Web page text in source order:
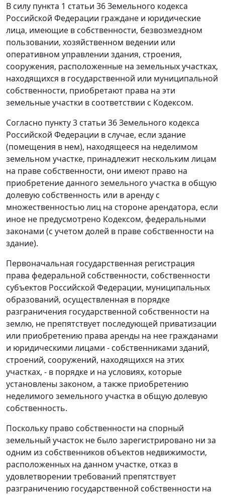
В силу пункта 1 статьи 36Земельного кодекса
Российской Федерации граждане и юридические
лица, имеющие в собственности, безвозмездном
пользовании, хозяйственном ведении или
оперативном управлении здания, строения,
сооружения, расположенные на земельных участках,
находящихся в государственной или муниципальной
собственности, приобретают права на эти
земельные участки в соответствии с Кодексом.
Согласно пункту 3 статьи 36Земельного кодекса
Российской Федерации в случае, если здание
(помещения в нем), находящееся на неделимом
земельном участке, принадлежит нескольким лицам
на праве собственности, они имеют право на
приобретение данного земельного участка в общую
долевую собственность или в аренду с
множественностью лиц на стороне арендатора, если
иное не предусмотрено Кодексом, федеральными
законами (с учетом долей в праве собственности на
здание).
Первоначальная государственная регистрация
права федеральной собственности, собственности
субъектов Российской Федерации, муниципальных
образований, осуществленная в порядке
разграничения государственной собственности на
землю, не препятствует последующей приватизации
или приобретению права аренды на нее гражданами
и юридическими лицами - собственниками зданий,
строений, сооружений, находящихся на этих
участках, - в порядке и на условиях, которые
установлены законом, а также приобретению
неделимого земельного участка в общую долевую
собственность.
Поскольку право собственности на спорный
земельный участок не было зарегистрировано ни за
одним из собственников объектов недвижимости,
расположенных на данном участке, отказ в
удовлетворении требований препятствует
разграничению государственной собственности на